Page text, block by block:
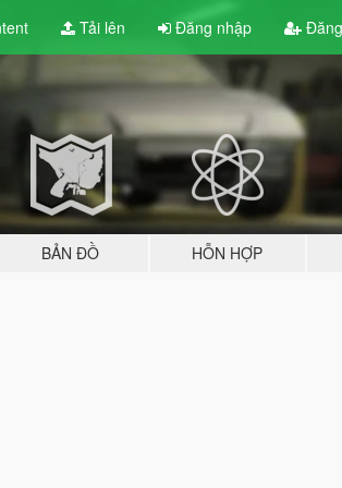
Tải lên Đăng nhập
BẢN ĐỒ HỖN HỢP